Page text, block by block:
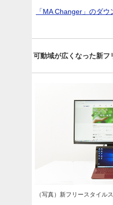
「MA Changer」のダ
可動域が広くなった新フ
（写真）新フリースタイル